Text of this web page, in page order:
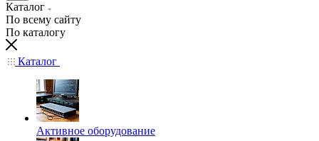
Каталог
По всему сайту
По каталогу
Каталог
Активное оборудование